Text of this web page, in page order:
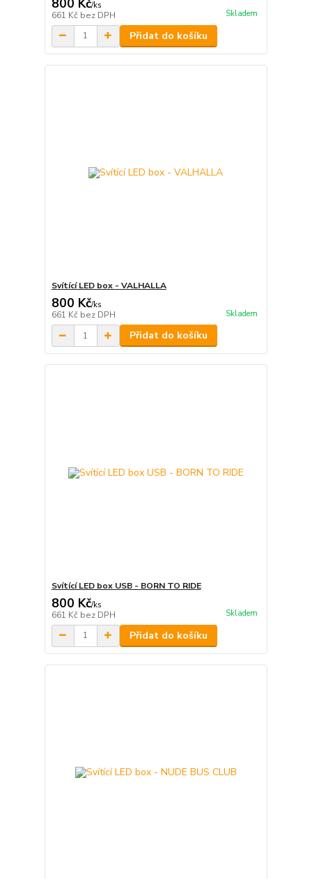
800 Kč/ks
661 Kč bez DPH Skladem
Přidat do košíku
Svítící LED box - VALHALLA
800 Kč/ks
661 Kč bez DPH Skladem
Přidat do košíku
Svítící LED box USB - BORN TO RIDE
800 Kč/ks
661 Kč bez DPH Skladem
Přidat do košíku